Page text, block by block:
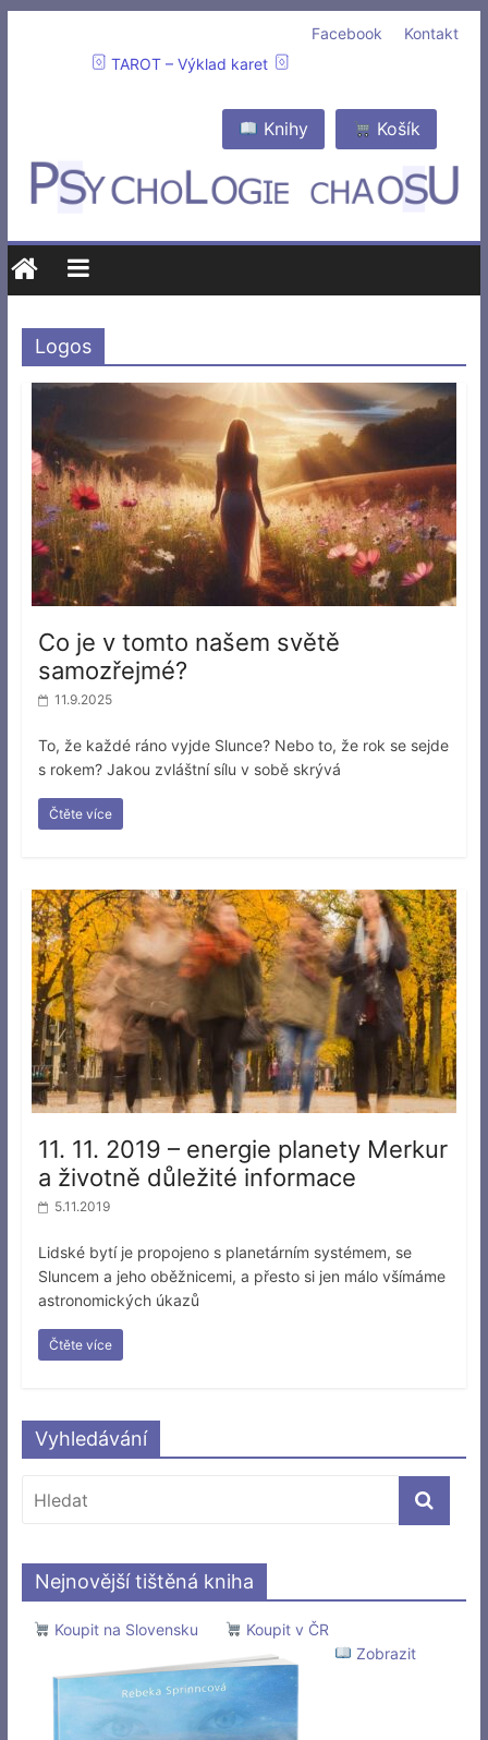
Kontakt
Facebook
TAROT – Výklad karet
Košík
Knihy
Logos
Co je v tomto našem světě
samozřejmé?
11.9.2025
To, že každé ráno vyjde Slunce? Nebo to, že rok se sejde
s rokem? Jakou zvláštní sílu v sobě skrývá
Čtěte více
11. 11. 2019 – energie planety Merkur
a životně důležité informace
5.11.2019
Lidské bytí je propojeno s planetárním systémem, se
Sluncem a jeho oběžnicemi, a přesto si jen málo všímáme
astronomických úkazů
Čtěte více
Vyhledávání
Nejnovější tištěná kniha
Koupit na Slovensku
Koupit v ČR
Zobrazit